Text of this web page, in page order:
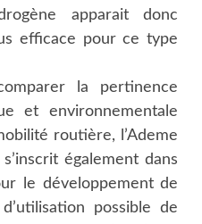
apparait donc
efficace pour ce type
la pertinence
et environnementale
routière, l’Ademe
également dans
le développement de
possible de